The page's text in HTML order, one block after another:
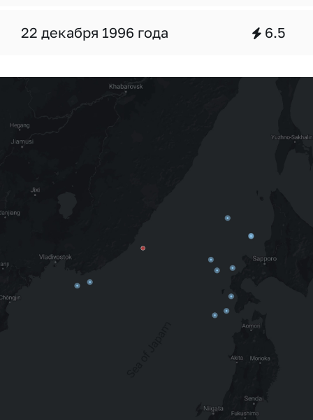
22 декабря 1996 года 6.5